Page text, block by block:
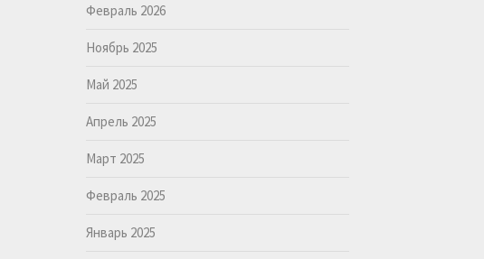
Февраль 2026
Ноябрь 2025
Май 2025
Апрель 2025
Март 2025
Февраль 2025
Январь 2025